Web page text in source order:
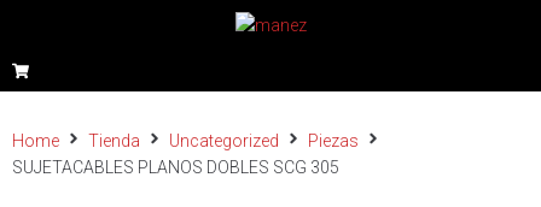
Home Tienda Uncategorized
Piezas
SUJETACABLES PLANOS DOBLES SCG 305